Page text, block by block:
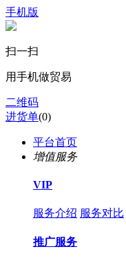
手机版
扫一扫
用手机做贸易
二维码
进货单(0)
平台首页
增值服务
VIP
服务介绍 服务对比
推广服务